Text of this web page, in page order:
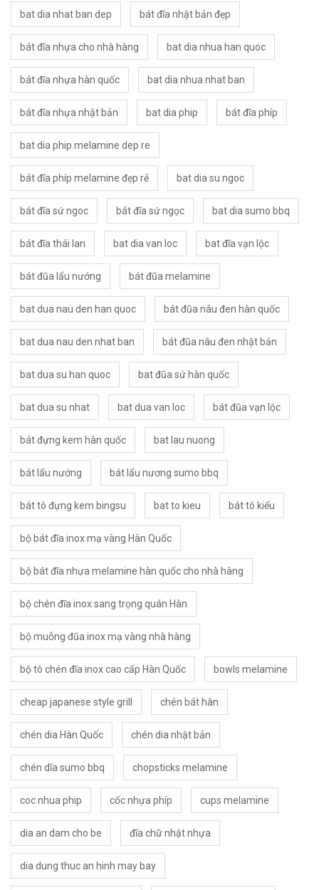
bat dia nhat ban dep bát đĩa nhật bản đẹp
bát đĩa nhựa cho nhà hàng bat dia nhua han quoc
bát đĩa nhựa hàn quốc bat dia nhua nhat ban
bát đĩa nhựa nhật bản bat dia phip bát đĩa phíp
bat dia phip melamine dep re
bát đĩa phíp melamine đẹp rẻ bat dia su ngoc
bát đĩa sứ ngoc bát đĩa sứ ngọc bat dia sumo bbq
bát đĩa thái lan bat dia van loc bat đĩa vạn lộc
bát đũa lẩu nướng bát đũa melamine
bat dua nau den han quoc bát đũa nâu đen hàn quốc
bat dua nau den nhat ban bát đũa nâu đen nhật bản
bat dua su han quoc bat đũa sứ hàn quốc
bat dua su nhat bat dua van loc bát đũa vạn lộc
bát đựng kem hàn quốc bat lau nuong
bát lẩu nướng bát lẩu nương sumo bbq
bát tô đựng kem bingsu bat to kieu bát tô kiểu
bộ bát đĩa inox mạ vàng Hàn Quốc
bộ bát đĩa nhựa melamine hàn quốc cho nhà hàng
bộ chén đĩa inox sang trọng quán Hàn
bộ muỗng đũa inox mạ vàng nhà hàng
bộ tô chén đĩa inox cao cấp Hàn Quốc bowls melamine
cheap japanese style grill chén bát hàn
chén dia Hàn Quốc chén dia nhật bản
chén dĩa sumo bbq chopsticks melamine
coc nhua phip cốc nhựa phíp cups melamine
dia an dam cho be đĩa chữ nhật nhựa
dia dung thuc an hinh may bay